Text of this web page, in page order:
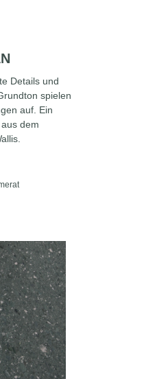
Details und
spielen
auf. Ein
dem